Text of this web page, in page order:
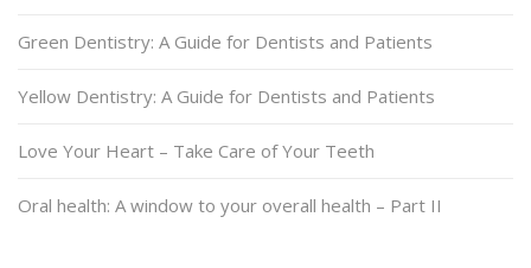
Green Dentistry: A Guide for Dentists and Patients
Yellow Dentistry: A Guide for Dentists and Patients
Love Your Heart – Take Care of Your Teeth
Oral health: A window to your overall health – Part II